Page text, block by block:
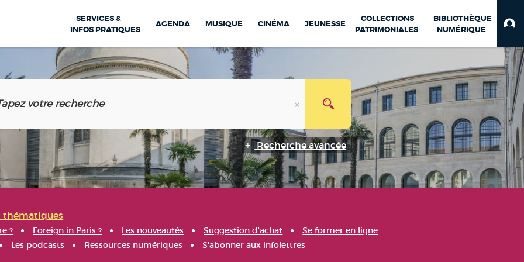
SERVICES &
INFOS PRATIQUES
AGENDA MUSIQUE CINÉMA JEUNESSE
COLLECTIONS
PATRIMONIALES
BIBLIOTHÈQUE
NUMÉRIQUE
Recherche avancée
thématiques
? Foreign in Paris ? Les nouveautés Suggestion d'achat
Se former en ligne
Les podcasts Ressources numériques S'abonner aux infolettres